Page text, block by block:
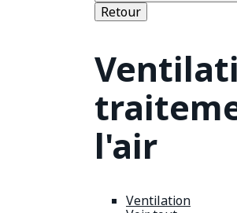
Retour
l'air
Ventilation